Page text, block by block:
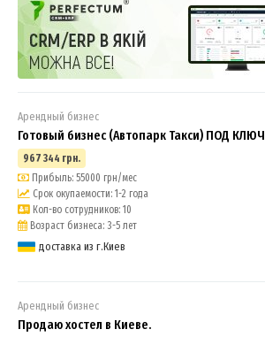
Арендный бизнес
Готовый бизнес (Автопарк Такси) ПОД КЛЮЧ
967 344 грн.
Прибыль: 55000 грн/мес
Срок окупаемости: 1-2 года
Кол-во сотрудников: 10
Возраст бизнеса: 3-5 лет
доставка из г.Киев
Арендный бизнес
Продаю хостел в Киеве.